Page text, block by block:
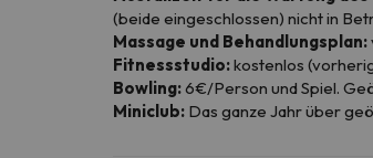
(beide eingeschlossen) nicht in
Massage und Behandlungsplan:
Fitnessstudio:kostenlos
Bowling:6€/Person und Spiel.
Miniclub: Das ganze Jahr über